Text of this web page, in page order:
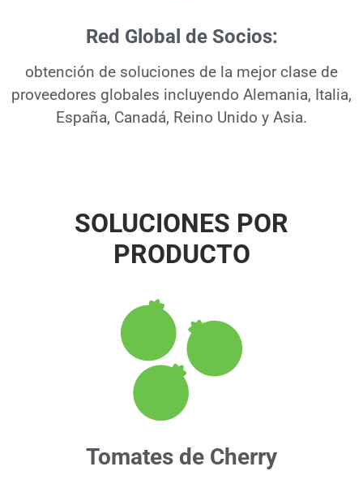
Red Global de Socios:
obtención de soluciones de la mejor clase de
proveedores globales incluyendo Alemania, Italia,
España, Canadá, Reino Unido y Asia.
SOLUCIONES POR
PRODUCTO
Tomates de Cherry